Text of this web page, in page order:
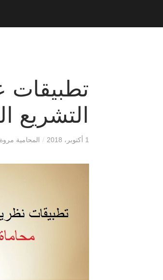
تطبيقات
التشريع
1 أكتوبر، 2018 / المحامية مروة